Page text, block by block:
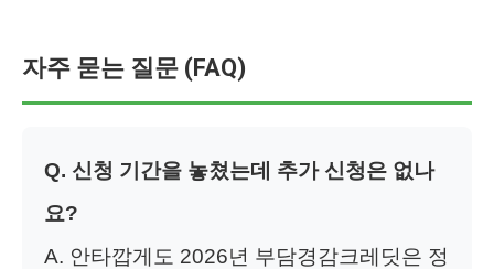
자주 묻는 질문 (FAQ)
Q. 신청 기간을 놓쳤는데 추가 신청은 없나
요?
A. 안타깝게도 2026년 부담경감크레딧은 정